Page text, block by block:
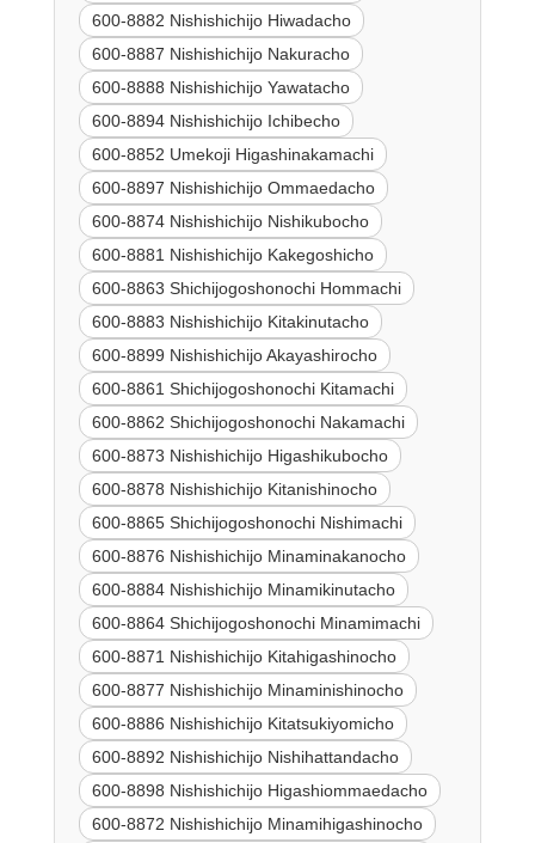
600-8882 Nishishichijo Hiwadacho
600-8887 Nishishichijo Nakuracho
600-8888 Nishishichijo Yawatacho
600-8894 Nishishichijo Ichibecho
600-8852 Umekoji Higashinakamachi
600-8897 Nishishichijo Ommaedacho
600-8874 Nishishichijo Nishikubocho
600-8881 Nishishichijo Kakegoshicho
600-8863 Shichijogoshonochi Hommachi
600-8883 Nishishichijo Kitakinutacho
600-8899 Nishishichijo Akayashirocho
600-8861 Shichijogoshonochi Kitamachi
600-8862 Shichijogoshonochi Nakamachi
600-8873 Nishishichijo Higashikubocho
600-8878 Nishishichijo Kitanishinocho
600-8865 Shichijogoshonochi Nishimachi
600-8876 Nishishichijo Minaminakanocho
600-8884 Nishishichijo Minamikinutacho
600-8864 Shichijogoshonochi Minamimachi
600-8871 Nishishichijo Kitahigashinocho
600-8877 Nishishichijo Minaminishinocho
600-8886 Nishishichijo Kitatsukiyomicho
600-8892 Nishishichijo Nishihattandacho
600-8898 Nishishichijo Higashiommaedacho
600-8872 Nishishichijo Minamihigashinocho